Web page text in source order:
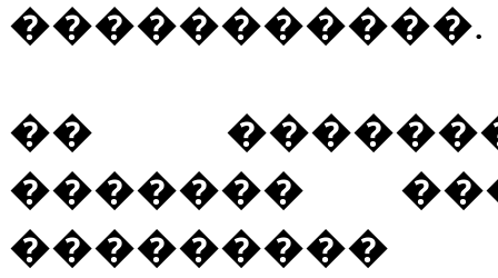
�����������.
��
�������